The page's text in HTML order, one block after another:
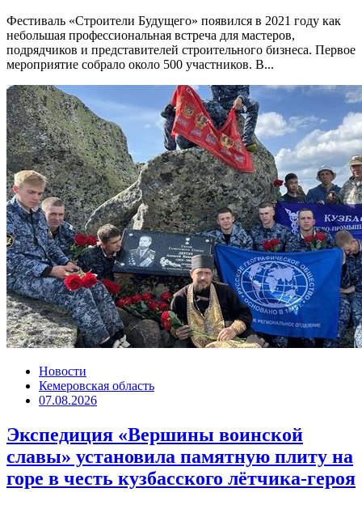
Фестиваль «Строители Будущего» появился в 2021 году как
небольшая профессиональная встреча для мастеров,
подрядчиков и представителей строительного бизнеса. Первое
мероприятие собрало около 500 участников. В...
Новости
Кемеровская область
07.08.2026
Экспедиция «Вершины воинской
славы» установила памятную плиту на
горе в честь кузбасского лётчика-героя